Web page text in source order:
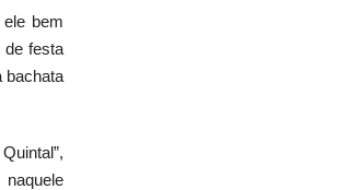
bem
de festa
bachata
naquele